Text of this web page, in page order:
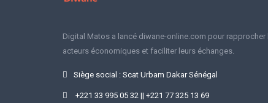
Digital Matos a lancé diwane-online.com pour rapprocher
acteurs économiques et faciliter leurs échanges.
Siège social : Scat Urbam Dakar Sénégal
+221 33 995 05 32 || +221 77 325 13 69